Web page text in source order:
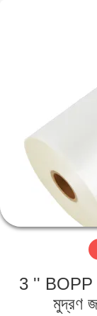
VR
প্রদর্শন
আমাদের
3 '' BOPP
মুদ্রণ